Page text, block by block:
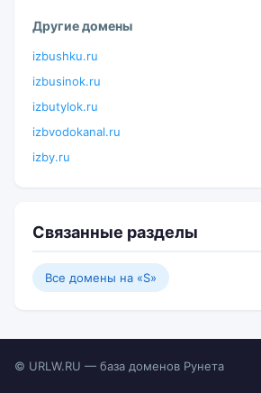
Другие домены
izbushku.ru
izbusinok.ru
izbutylok.ru
izbvodokanal.ru
izby.ru
Связанные разделы
Все домены на «S»
© URLW.RU — база доменов Рунета